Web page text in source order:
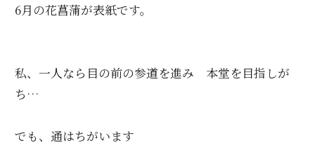
6月の花菖蒲が表紙です。
私、一人なら目の前の参道を進み 本堂を目指しが
ち…
でも、通はちがいます